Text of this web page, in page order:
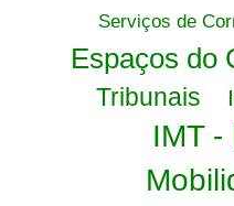
Serviços de
Espaços do
Tribunais
IMT